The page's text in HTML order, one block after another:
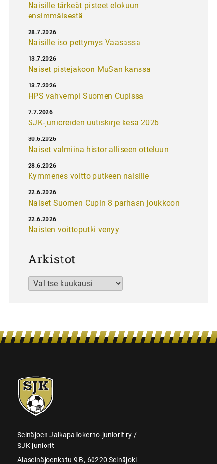
Naisille tärkeät pisteet elokuun
ensimmäisestä
Naisille iso pettymys Vaasassa
28.7.2026
Naiset pistejakoon MuSan kanssa
13.7.2026
HPS vahvempi Suomen Cupissa
13.7.2026
SJK-junioreiden uutiskirje kesä 2026
7.7.2026
Naiset valmiina historialliseen otteluun
30.6.2026
Kymmenes voitto putkeen naisille
28.6.2026
Naiset Suomen Cupin 8 parhaan joukkoon
22.6.2026
Naisten voittoputki venyy
22.6.2026
Arkistot
Arkistot
SJK-
juniorit
Seinäjoen Jalkapallokerho-juniorit ry /
SJK-juniorit
Alaseinäjoenkatu 9 B, 60220 Seinäjoki